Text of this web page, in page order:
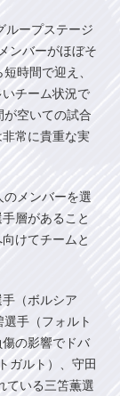
ループステージ
ンバーがほぼそ
時間で迎え、
チーム状況で
空いての試合
常に貴重な実
メンバーを選
層があること
けてチームと
（ボルシア
手（フォルト
の影響でドバ
ガルト）、守田
ている三笘薫選